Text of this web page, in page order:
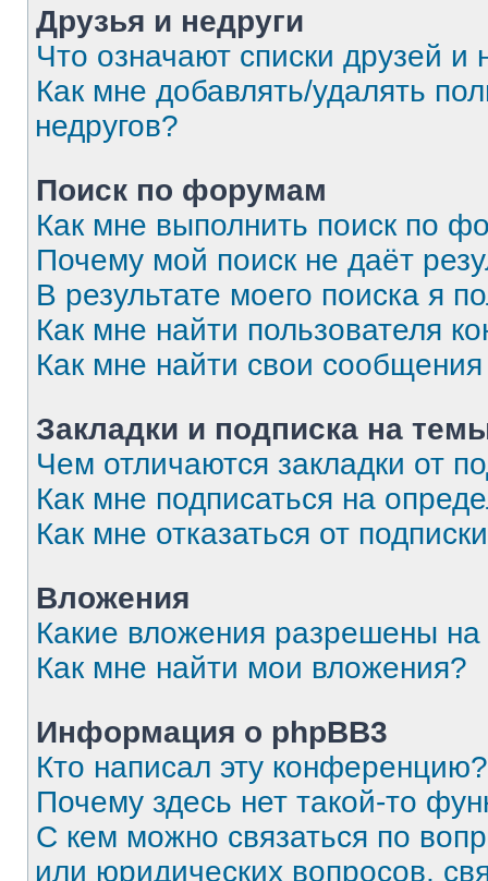
Друзья и недруги
Что означают списки друзей и
Как мне добавлять/удалять
недругов?
Поиск по форумам
Как мне выполнить поиск по
Почему мой поиск не даёт
В результате моего поиска я
Как мне найти пользователя
Как мне найти свои
Закладки и подписка на
Чем отличаются закладки от
Как мне подписаться на
Как мне отказаться от
Вложения
Какие вложения разрешены
Как мне найти мои вложения?
Информация о phpBB3
Кто написал эту конференцию?
Почему здесь нет такой-то
С кем можно связаться по
или юридических вопросов,